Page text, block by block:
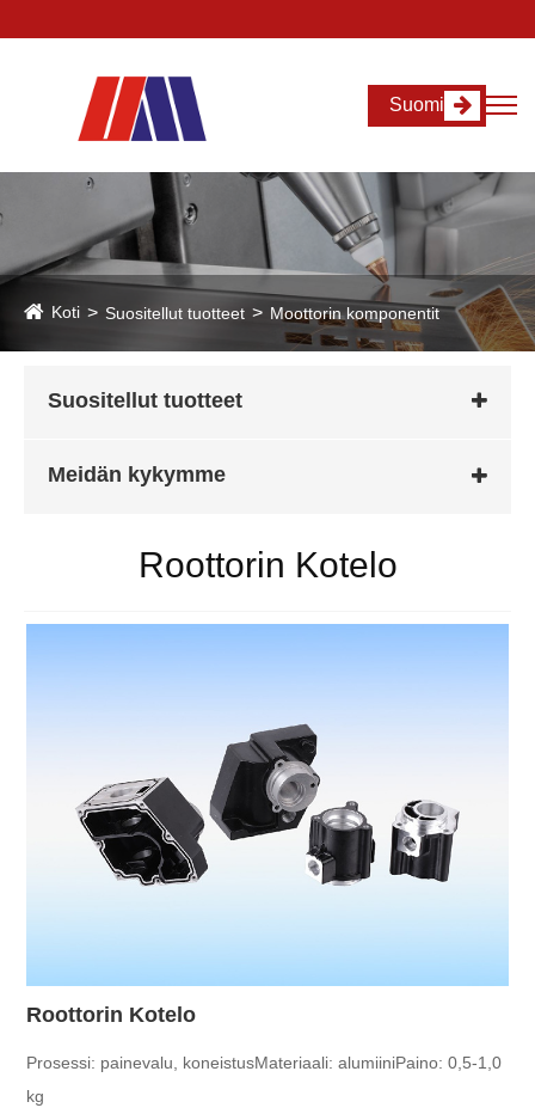
Suomi
Koti Suositellut tuotteet Moottorin komponentit
Suositellut tuotteet
Meidän kykymme
Roottorin Kotelo
Roottorin Kotelo
Prosessi: painevalu, koneistusMateriaali: alumiiniPaino: 0,5-1,0
kg